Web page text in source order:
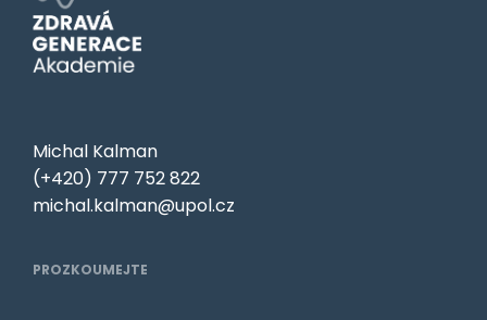
Michal Kalman
(+420) 777 752 822
michal.kalman@upol.cz
PROZKOUMEJTE